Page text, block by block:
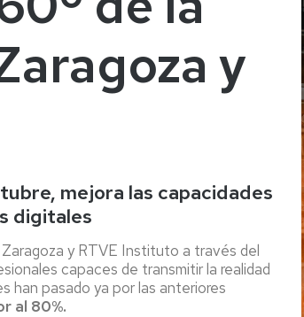
Adaptación
Estudiantes
Visitantes
Investigación
y
mejora las capacidades
digitales
y RTVE Instituto a través del
capaces de transmitir la realidad
han pasado ya por las anteriores
al 80%.